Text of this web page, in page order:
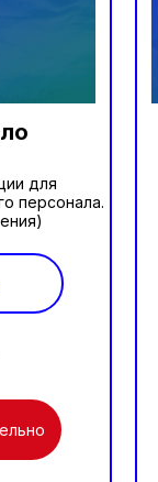
для
персонала.